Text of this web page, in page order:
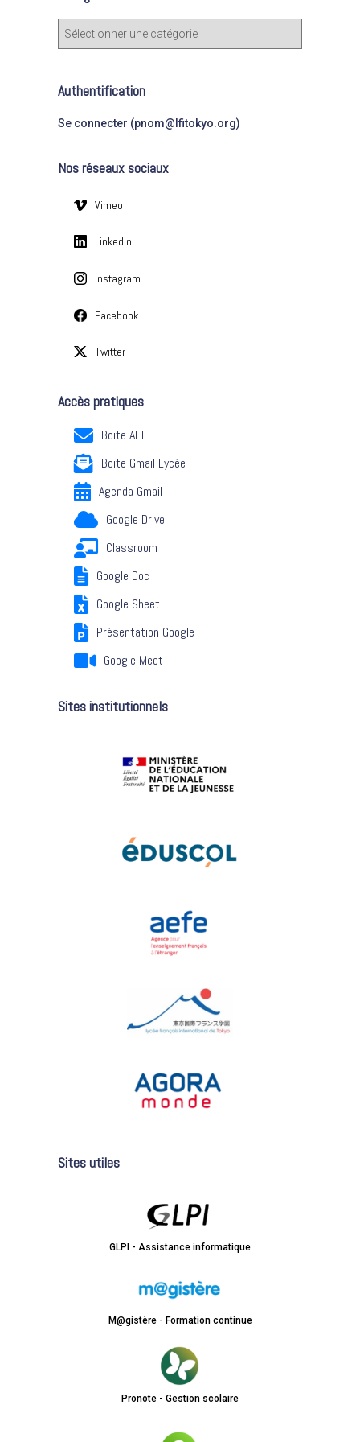
c
e
C
g
o
e
Authentification
Se connecter (pnom@lfitokyo.org)
Nos réseaux sociaux
Vimeo
LinkedIn
Instagram
Facebook
Twitter
Accès pratiques
Boite AEFE
Boite Gmail Lycée
Agenda Gmail
Google Drive
Classroom
Google Doc
Google Sheet
Présentation Google
Google Meet
Sites institutionnels
Sites utiles
GLPI - Assistance informatique
M@gistère - Formation continue
Pronote - Gestion scolaire